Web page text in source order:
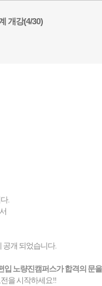
개강(4/30)
.
공개 되었습니다.
입 노량진캠퍼스가 합격의 문
을 시작하세요!!